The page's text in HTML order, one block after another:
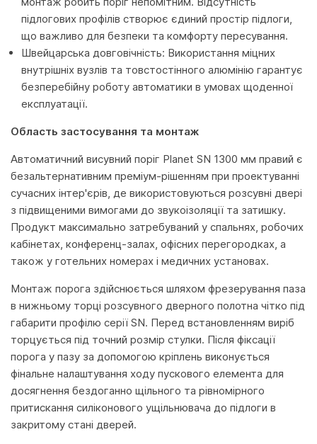
підлогових профілів створює єдиний простір підлоги,
що важливо для безпеки та комфорту пересування.
Швейцарська довговічність: Використання міцних
внутрішніх вузлів та товстостінного алюмінію гарантує
безперебійну роботу автоматики в умовах щоденної
експлуатації.
Область застосування та монтаж
Автоматичний висувний поріг Planet SN 1300 мм правий є
безальтернативним преміум-рішенням при проектуванні
сучасних інтер'єрів, де використовуються розсувні двері
з підвищеними вимогами до звукоізоляції та затишку.
Продукт максимально затребуваний у спальнях, робочих
кабінетах, конференц-залах, офісних перегородках, а
також у готельних номерах і медичних установах.
Монтаж порога здійснюється шляхом фрезерування паза
в нижньому торці розсувного дверного полотна чітко під
габарити профілю серії SN. Перед встановленням виріб
торцується під точний розмір стулки. Після фіксації
порога у пазу за допомогою кріплень виконується
фінальне налаштування ходу пускового елемента для
досягнення бездоганно щільного та рівномірного
притискання силіконового ущільнювача до підлоги в
закритому стані дверей.